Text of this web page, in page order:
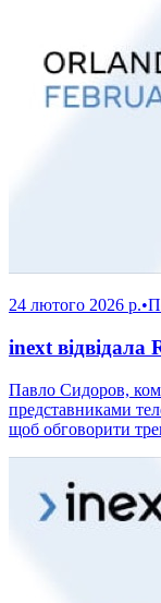
24 лютого 2026 р.•
inext
Павло Сидоров,
представниками
щоб обговорити